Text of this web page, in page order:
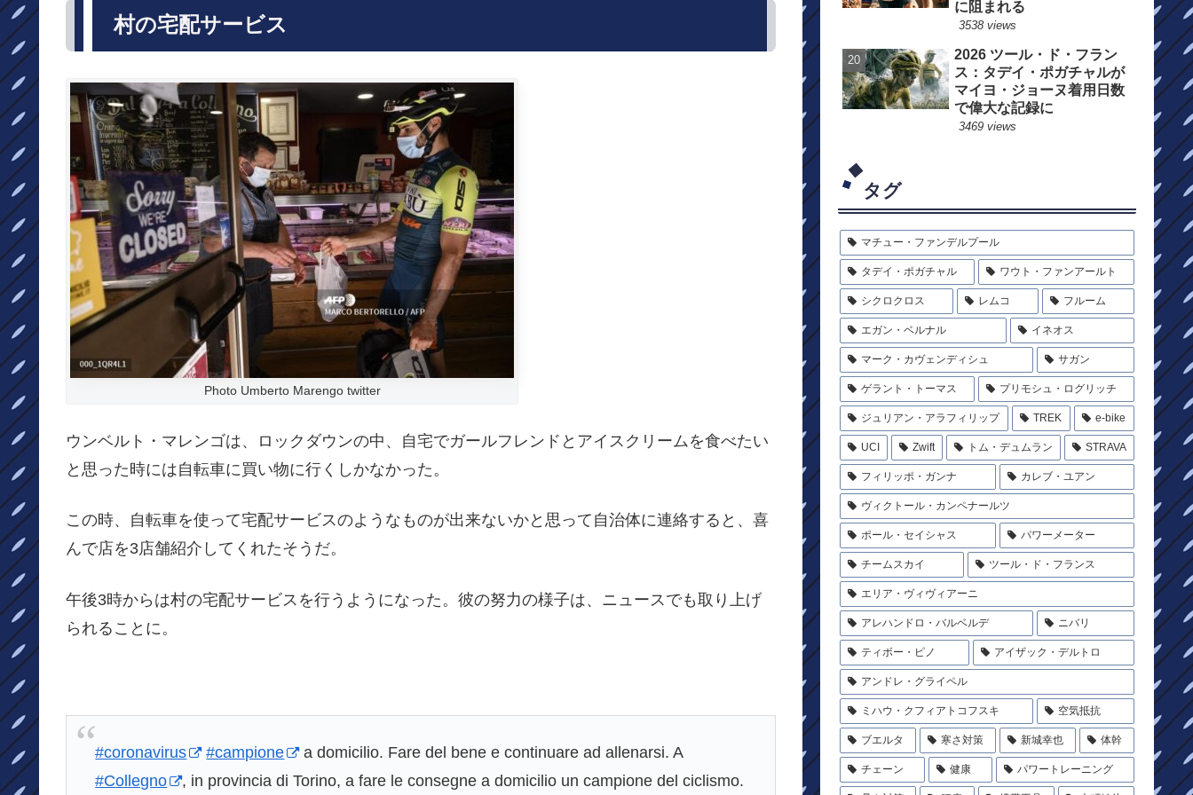
村の宅配サービス
Photo Umberto Marengo twitter
ウンベルト・マレンゴは、ロックダウンの中、自宅でガールフレンドとアイスクリームを食べたい
と思った時には自転車に買い物に行くしかなかった。
この時、自転車を使って宅配サービスのようなものが出来ないかと思って自治体に連絡すると、喜
んで店を3店舗紹介してくれたそうだ。
午後3時からは村の宅配サービスを行うようになった。彼の努力の様子は、ニュースでも取り上げ
られることに。
#coronavirus #campione
a domicilio. Fare del bene e continuare ad allenarsi. A
#Collegno
, in provincia di Torino, a fare le consegne a domicilio un campione del ciclismo.
に阻まれる
3538 views
2026 ツール・ド・フラン
ス：タデイ・ポガチャルが
マイヨ・ジョーヌ着用日数
で偉大な記録に
3469 views
タグ
マチュー・ファンデルプール
タデイ・ポガチャル ワウト・ファンアールト
シクロクロス レムコ フルーム
エガン・ベルナル イネオス
マーク・カヴェンディシュ サガン
ゲラント・トーマス プリモシュ・ログリッチ
ジュリアン・アラフィリップ TREK e-bike
UCI Zwift トム・デュムラン STRAVA
フィリッポ・ガンナ カレブ・ユアン
ヴィクトール・カンペナールツ
ポール・セイシャス パワーメーター
チームスカイ ツール・ド・フランス
エリア・ヴィヴィアーニ
アレハンドロ・バルベルデ ニバリ
ティボー・ピノ アイザック・デルトロ
アンドレ・グライペル
ミハウ・クフィアトコフスキ 空気抵抗
ブエルタ 寒さ対策 新城幸也 体幹
チェーン 健康 パワートレーニング